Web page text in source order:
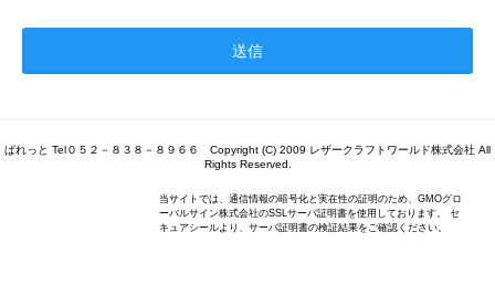
ぱれっと Tel０５２－８３８－８９６６ Copyright (C) 2009 レザークラフトワールド株式会社 All
Rights Reserved.
当サイトでは、通信情報の暗号化と実在性の証明のため、GMOグロ
ーバルサイン株式会社のSSLサーバ証明書を使用しております。 セ
キュアシールより、サーバ証明書の検証結果をご確認ください。